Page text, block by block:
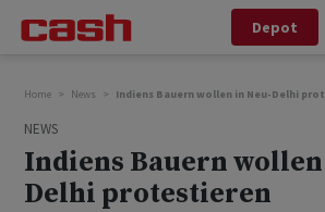
Depot
Home News Indiens Bauern wollen in Neu-Delhi
NEWS
Indiens Bauern
Delhi protestieren